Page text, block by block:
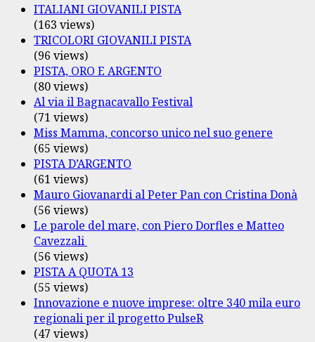
ITALIANI GIOVANILI PISTA
(163 views)
TRICOLORI GIOVANILI PISTA
(96 views)
PISTA, ORO E ARGENTO
(80 views)
Al via il Bagnacavallo Festival
(71 views)
Miss Mamma, concorso unico nel suo genere
(65 views)
PISTA D’ARGENTO
(61 views)
Mauro Giovanardi al Peter Pan con Cristina Donà
(56 views)
Le parole del mare, con Piero Dorfles e Matteo
Cavezzali
(56 views)
PISTA A QUOTA 13
(55 views)
Innovazione e nuove imprese: oltre 340 mila euro
regionali per il progetto PulseR
(47 views)